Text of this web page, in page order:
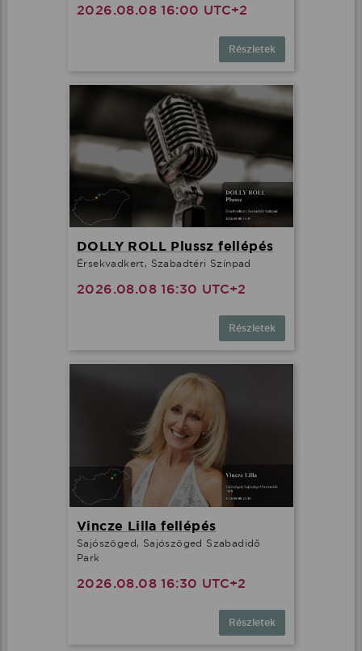
2026.08.08 16:00 UTC+2
Részletek
DOLLY ROLL Plussz fellépés
Érsekvadkert, Szabadtéri Színpad
2026.08.08 16:30 UTC+2
Részletek
Vincze Lilla fellépés
Sajószöged, Sajószöged Szabadidő
Park
2026.08.08 16:30 UTC+2
Részletek